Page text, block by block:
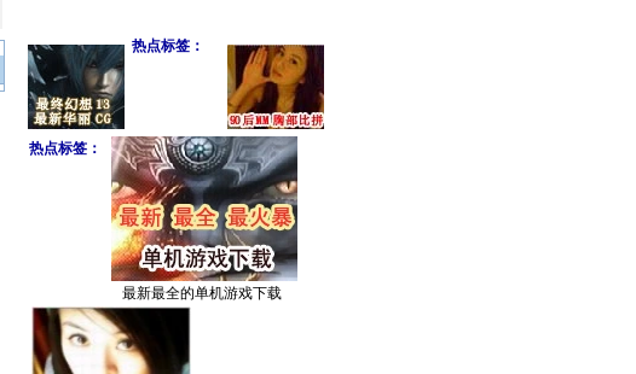
热点标签：
热点标签：
最新最全的单机游戏下载